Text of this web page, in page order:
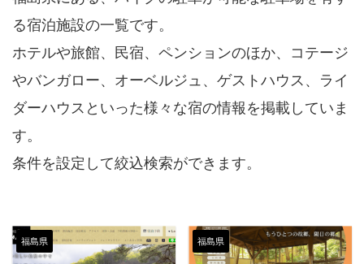
る宿泊施設の一覧です。
ホテルや旅館、民宿、ペンションのほか、コテージ
やバンガロー、オーベルジュ、ゲストハウス、ライ
ダーハウスといった様々な宿の情報を掲載していま
す。
条件を設定して絞込検索ができます。
福島県 福島県